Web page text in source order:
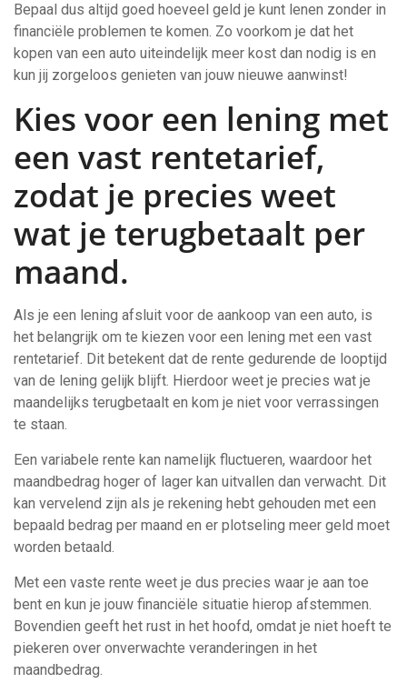
Bepaal dus altijd goed hoeveel geld je kunt lenen zonder in
financiële problemen te komen. Zo voorkom je dat het
kopen van een auto uiteindelijk meer kost dan nodig is en
kun jij zorgeloos genieten van jouw nieuwe aanwinst!
Kies voor een lening met
een vast rentetarief,
zodat je precies weet
wat je terugbetaalt per
maand.
Als je een lening afsluit voor de aankoop van een auto, is
het belangrijk om te kiezen voor een lening met een vast
rentetarief. Dit betekent dat de rente gedurende de looptijd
van de lening gelijk blijft. Hierdoor weet je precies wat je
maandelijks terugbetaalt en kom je niet voor verrassingen
te staan.
Een variabele rente kan namelijk fluctueren, waardoor het
maandbedrag hoger of lager kan uitvallen dan verwacht. Dit
kan vervelend zijn als je rekening hebt gehouden met een
bepaald bedrag per maand en er plotseling meer geld moet
worden betaald.
Met een vaste rente weet je dus precies waar je aan toe
bent en kun je jouw financiële situatie hierop afstemmen.
Bovendien geeft het rust in het hoofd, omdat je niet hoeft te
piekeren over onverwachte veranderingen in het
maandbedrag.